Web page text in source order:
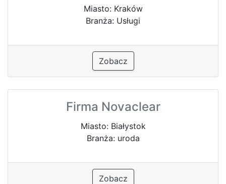
Miasto: Kraków
Branża: Usługi
Zobacz
Firma Novaclear
Miasto: Białystok
Branża: uroda
Zobacz